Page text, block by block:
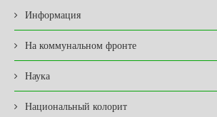
Информация
На коммунальном фронте
Наука
Национальный колорит